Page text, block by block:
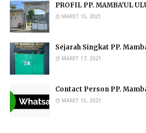
PROFIL PP. MAMBA'UL
MARET 15, 2021
Sejarah Singkat PP.
MARET 17, 2021
Contact Person PP.
MARET 15, 2021